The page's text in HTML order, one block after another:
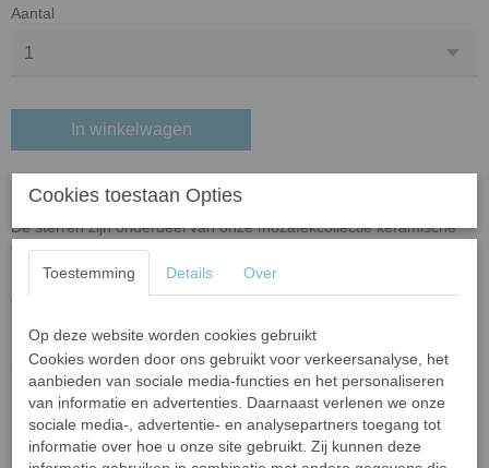
Aantal
In winkelwagen
Keramiek sterren - wit
De sterren zijn onderdeel van onze mozaïekcollectie keramische
vormen. De sterren zijn verkrijgbaar in een mix van 3 afmetingen.
Afmetingen en aantallen
De sterren hebben drie verschillende afmetingen (20 mm, 15 mm
en 10 mm).
De dikte van de sterren is 5 mm.
Op maat knippen
Mocht u de sterren willen knippen dan kan dat met demozaïek
Cookies toestaan Opties
Toestemming Details Over
Op deze website worden cookies gebruikt
Cookies worden door ons gebruikt voor verkeersanalyse, het
aanbieden van sociale media-functies en het personaliseren
van informatie en advertenties. Daarnaast verlenen we onze
sociale media-, advertentie- en analysepartners toegang tot
informatie over hoe u onze site gebruikt. Zij kunnen deze